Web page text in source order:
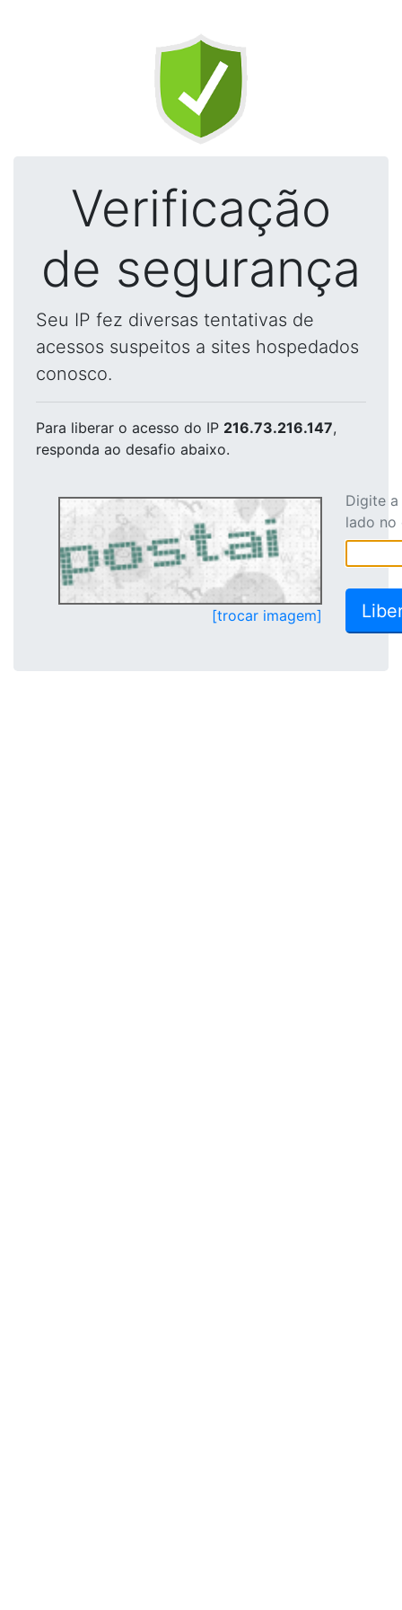
Verificação
de segurança
Seu IP fez diversas tentativas de
acessos suspeitos a sites hospedados
conosco.
Para liberar o acesso do IP 216.73.216.147,
responda ao desafio abaixo.
[trocar imagem]
Digite
lado no